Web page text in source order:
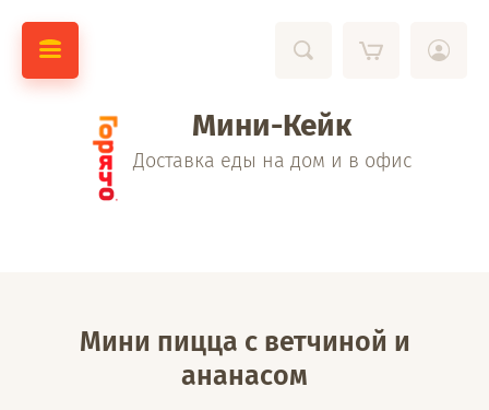
Мини-Кейк
Доставка еды на дом и в офис
Мини пицца с ветчиной и
ананасом